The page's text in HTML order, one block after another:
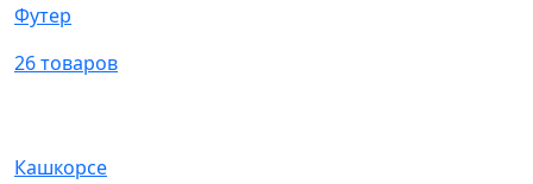
Футер
26 товаров
Кашкорсе